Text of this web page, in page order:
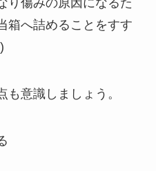
り傷みの原因になるた
箱へ詰めることをすす
)
意識しましょう。